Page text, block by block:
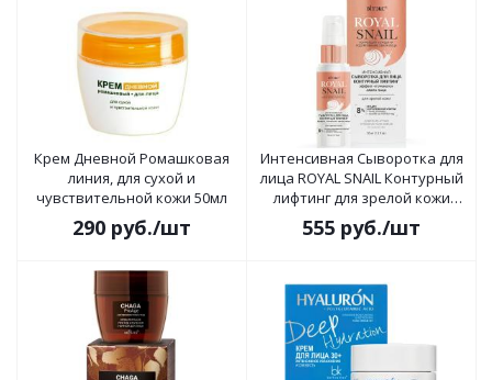
Крем Дневной Ромашковая
линия, для сухой и
чувствительной кожи 50мл
290 руб./шт
Интенсивная Сыворотка для
лица ROYAL SNAIL Контурный
лифтинг для зрелой кожи
30мл
555 руб./шт